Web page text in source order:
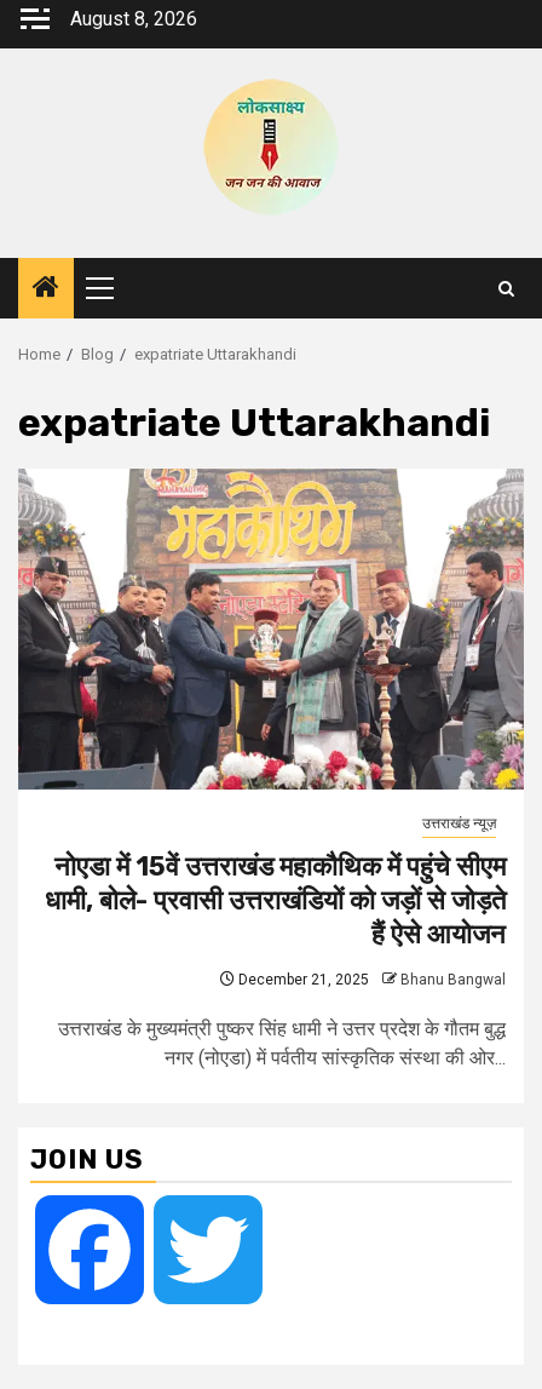
Skip
August 8, 2026
Primary
Menu
Home Blog expatriate Uttarakhandi
expatriate Uttarakhandi
उत्तराखंड न्यूज़
नोएडा में 15वें उत्तराखंड महाकौथिक में पहुंचे सीएम
धामी, बोले- प्रवासी उत्तराखंडियों को जड़ों से जोड़ते
हैं ऐसे आयोजन
December 21, 2025 Bhanu Bangwal
उत्तराखंड के मुख्यमंत्री पुष्कर सिंह धामी ने उत्तर प्रदेश के गौतम बुद्ध
नगर (नोएडा) में पर्वतीय सांस्कृतिक संस्था की ओर...
JOIN US
Facebook